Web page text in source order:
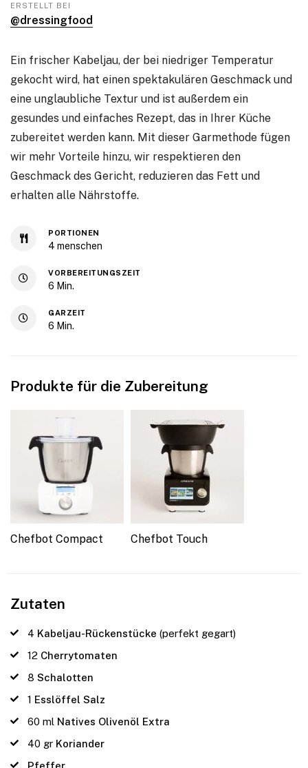
ERSTELLT BEI
@dressingfood
Ein frischer Kabeljau, der bei niedriger Temperatur
gekocht wird, hat einen spektakulären Geschmack und
eine unglaubliche Textur und ist außerdem ein
gesundes und einfaches Rezept, das in Ihrer Küche
zubereitet werden kann. Mit dieser Garmethode fügen
wir mehr Vorteile hinzu, wir respektieren den
Geschmack des Gericht, reduzieren das Fett und
erhalten alle Nährstoffe.
PORTIONEN
4 menschen
VORBEREITUNGSZEIT
6 Min.
GARZEIT
6 Min.
Produkte für die Zubereitung
Chefbot Compact Chefbot Touch
Zutaten
4 Kabeljau-Rückenstücke (perfekt gegart)
12 Cherrytomaten
8 Schalotten
1 Esslöffel Salz
60 ml Natives Olivenöl Extra
40 gr Koriander
Pfeffer